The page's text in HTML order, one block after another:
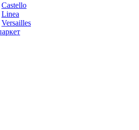
Castello
Linea
Versailles